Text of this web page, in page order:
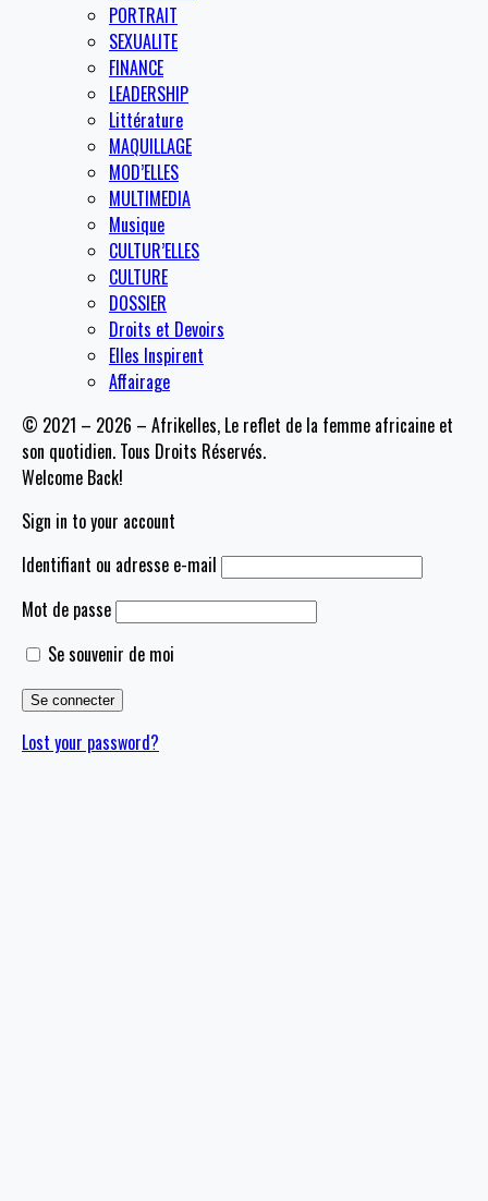
PORTRAIT
SEXUALITE
FINANCE
LEADERSHIP
Littérature
MAQUILLAGE
MOD’ELLES
MULTIMEDIA
Musique
CULTUR’ELLES
CULTURE
DOSSIER
Droits et Devoirs
Elles Inspirent
Affairage
© 2021 – 2026 – Afrikelles, Le reflet de la femme africaine et
son quotidien. Tous Droits Réservés.
Welcome Back!
Sign in to your account
Identifiant ou adresse e-mail
Mot de passe
Se souvenir de moi
Lost your password?